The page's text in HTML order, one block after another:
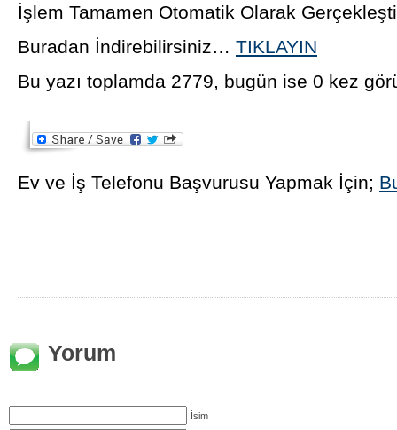
İşlem Tamamen Otomatik Olarak
Buradan İndirebilirsiniz… TIKLAYIN
Bu yazı toplamda 2779, bugün ise 0 kez
Ev ve İş Telefonu Başvurusu Yapmak İçin;
Yorum
İsim